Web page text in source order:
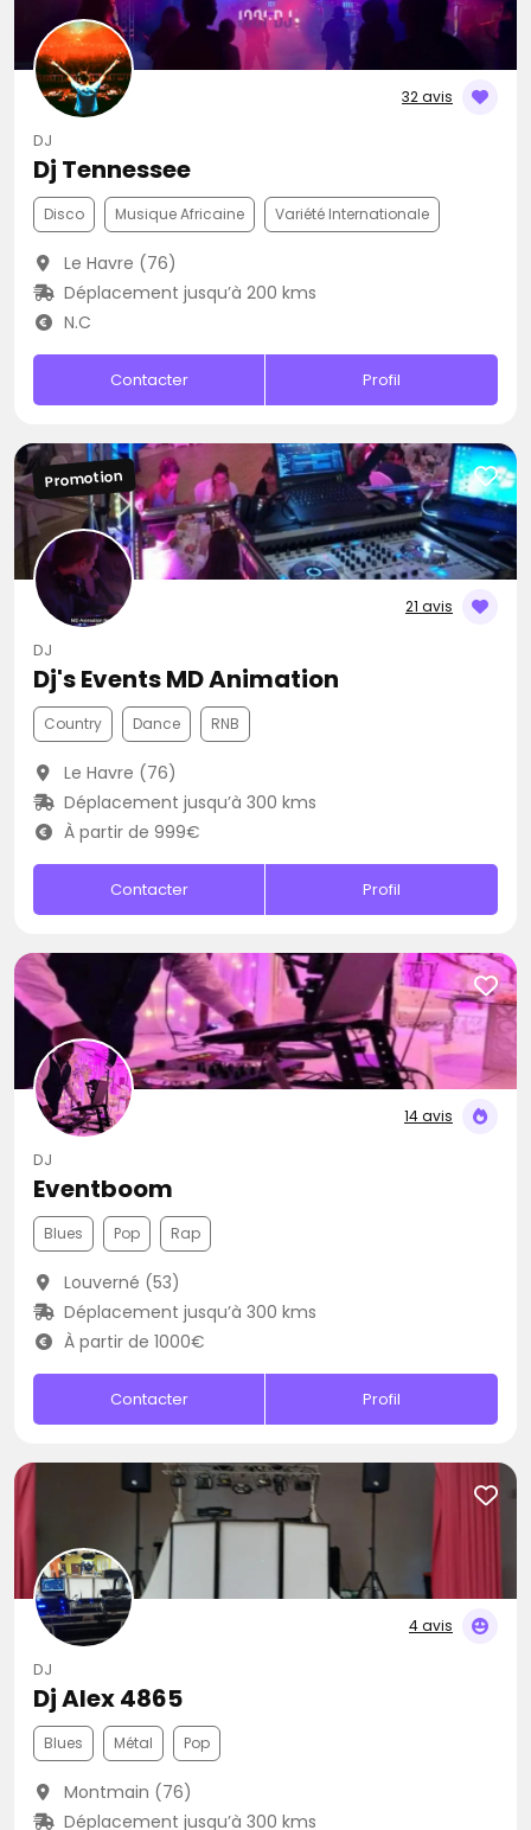
32 avis
DJ
Dj Tennessee
Disco Musique Africaine Variété Internationale
Le Havre (76)
Déplacement jusqu’à 200 kms
N.C
Contacter Profil
21 avis
Promotion
DJ
Dj's Events MD Animation
Country Dance RNB
Le Havre (76)
Déplacement jusqu’à 300 kms
À partir de 999€
Contacter Profil
14 avis
DJ
Eventboom
Blues Pop Rap
Louverné (53)
Déplacement jusqu’à 300 kms
À partir de 1000€
Contacter Profil
4 avis
DJ
Dj Alex 4865
Blues Métal Pop
Montmain (76)
Déplacement jusqu’à 300 kms